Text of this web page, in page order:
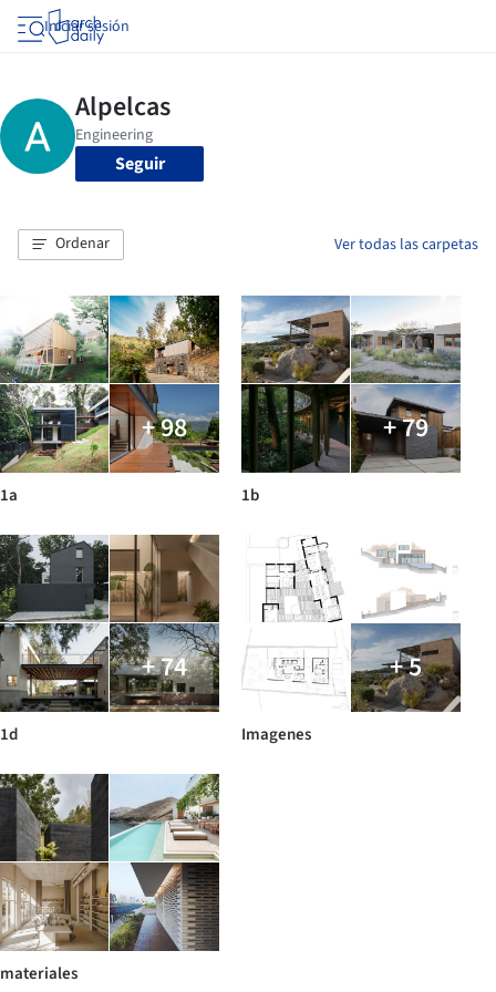
Iniciar sesión
Seguir
Ordenar Ver todas las carpetas
+ 98
1a
+ 79
1b
+ 74
1d
+ 5
Imagenes
materiales